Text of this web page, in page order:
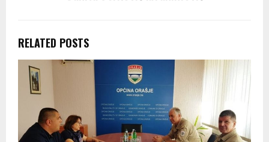
RELATED POSTS